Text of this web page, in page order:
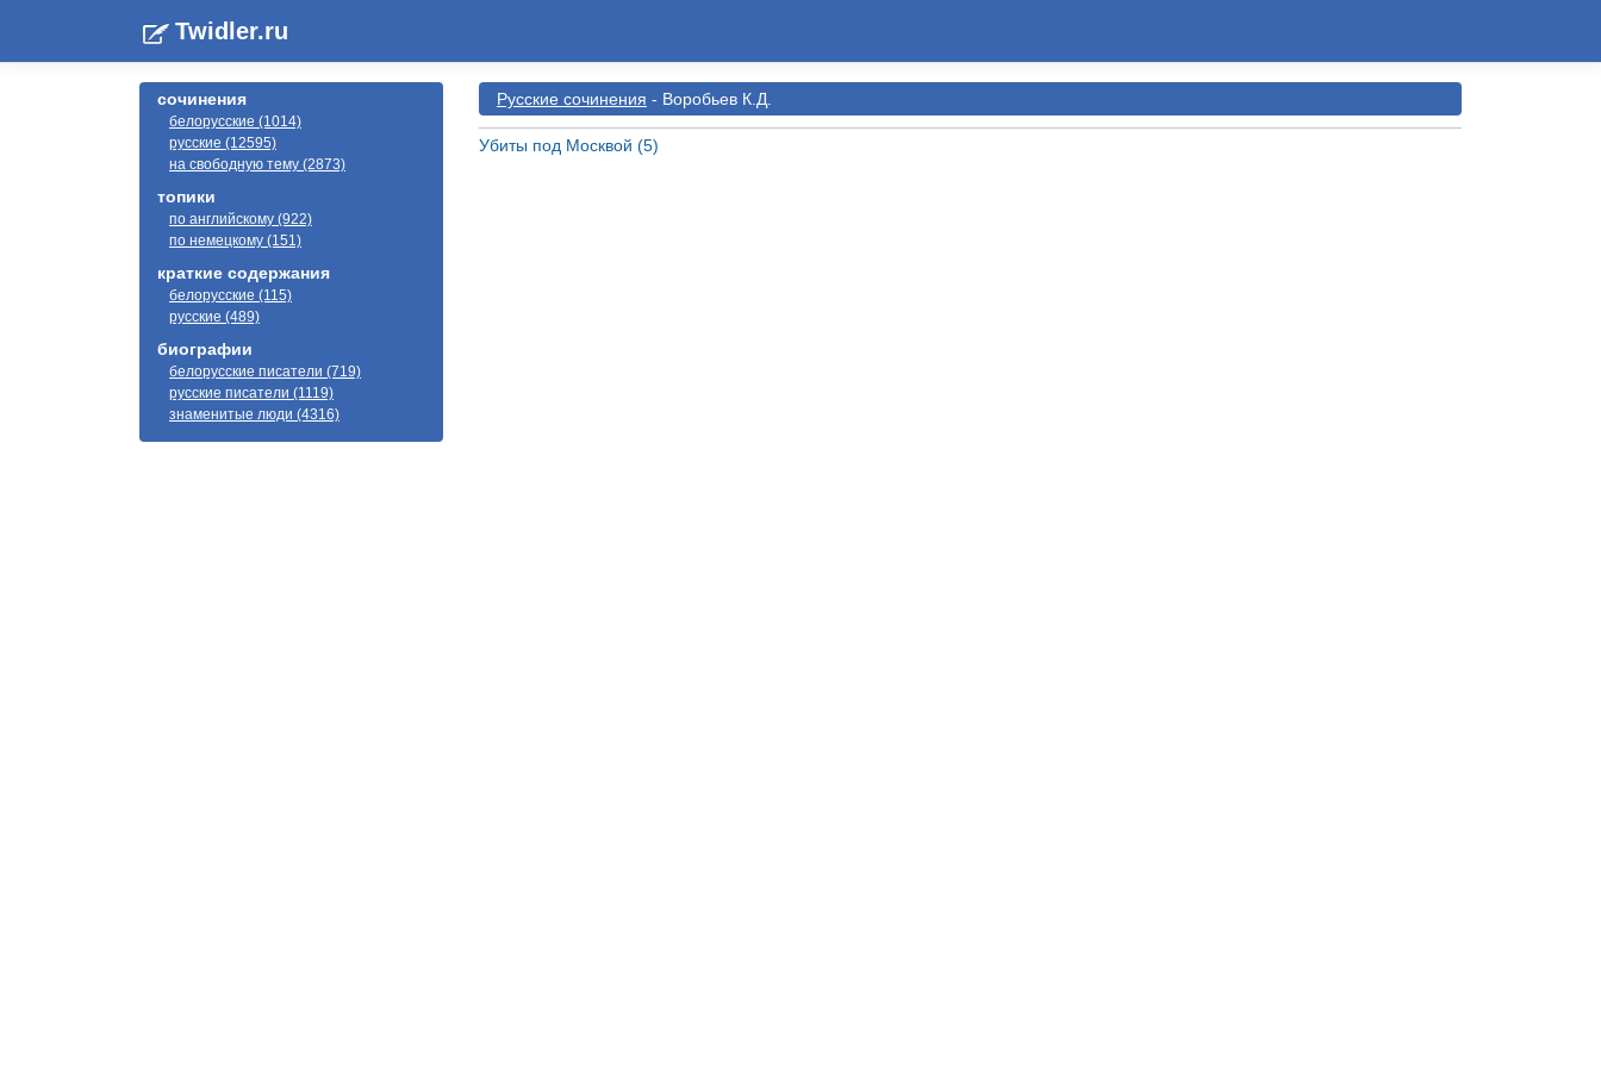
Twidler.ru
сочинения
белорусские (1014)
русские (12595)
на свободную тему (2873)
топики
по английскому (922)
по немецкому (151)
краткие содержания
белорусские (115)
русские (489)
биографии
белорусские писатели (719)
русские писатели (1119)
знаменитые люди (4316)
Русские сочинения - Воробьев К.Д.
Убиты под Москвой (5)